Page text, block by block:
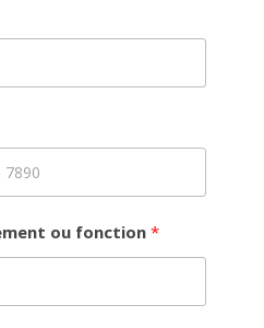
ou fonction